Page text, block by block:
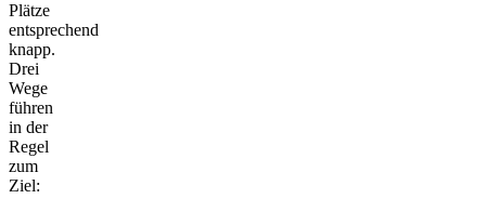
Plätze
entsprechend
knapp.
Drei
Wege
führen
in der
Regel
zum
Ziel: